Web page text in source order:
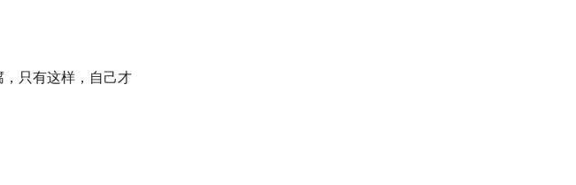
只有这样，自己才